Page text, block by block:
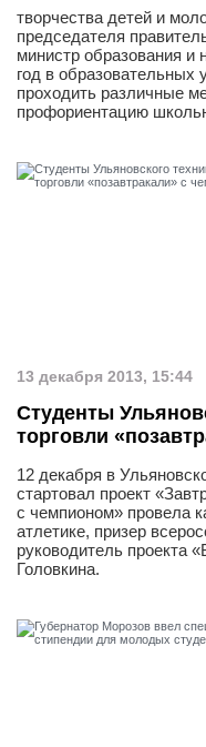
творчества детей и
председателя
министр образования и
год в образовательных
проходить различные
профориентацию
13 декабря 2013, 15:44
Студенты
торговли
12 декабря в
стартовал проект
с чемпионом» провела
атлетике, призер
руководитель проекта
Головкина.